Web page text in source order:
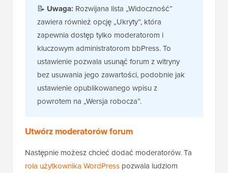
📝 Uwaga: Rozwijana lista „Widoczność”
zawiera również opcję „Ukryty”, która
zapewnia dostęp tylko moderatorom i
kluczowym administratorom bbPress. To
ustawienie pozwala usunąć forum z witryny
bez usuwania jego zawartości, podobnie jak
ustawienie opublikowanego wpisu z
powrotem na „Wersja robocza”.
Utwórz moderatorów forum
Następnie możesz chcieć dodać moderatorów. Ta
rola użytkownika WordPress pozwala ludziom